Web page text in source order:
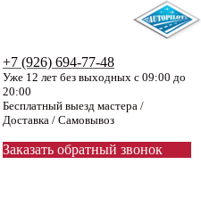
+7 (926) 694-77-48
Уже 12 лет без выходных с 09:00 до
20:00
Бесплатный выезд мастера /
Доставка / Самовывоз
Заказать обратный звонок